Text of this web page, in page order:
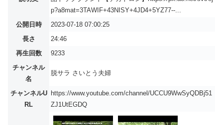
p?a8mat=3TAWIF+43NISY+4JD4+5YZ77--...
公開日時
2023-07-18 07:00:25
長さ
24:46
再生回数
9233
チャンネル
名
脱サラ さいとう夫婦
チャンネルU
RL
https://www.youtube.com/channel/UCCU9WwSyQDBj51
ZJ1UtEGDQ